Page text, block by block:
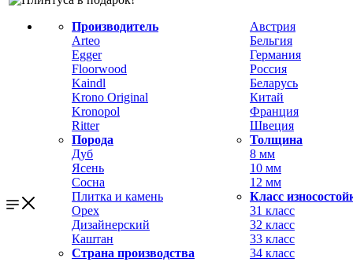
Производитель
Arteo
Egger
Floorwood
Kaindl
Krono Original
Kronopol
Ritter
Порода
Дуб
Ясень
Сосна
Плитка и камень
Орех
Дизайнерский
Каштан
Страна производства
Австрия
Бельгия
Германия
Россия
Беларусь
Китай
Франция
Швеция
Толщина
8 мм
10 мм
12 мм
Класс
31 класс
32 класс
33 класс
34 класс